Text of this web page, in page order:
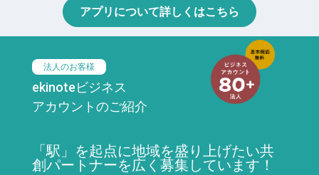
アプリについて詳しくはこちら
法人のお客様
ekinoteビジネス
アカウントのご紹介
「駅」を起点に地域を盛り上げたい共
創パートナーを広く募集しています！